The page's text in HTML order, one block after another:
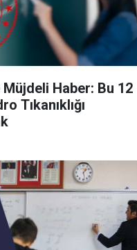
Haber: Bu 12
Tıkanıklığı